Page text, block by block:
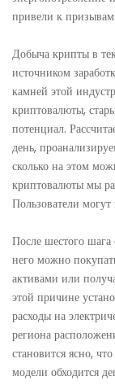
привели к
Добыча крипты в
источником
камней этой
криптовалюты,
потенциал.
день,
сколько на этом
криптовалюты мы
Пользователи
После шестого шага
него можно
активами или
этой причине
расходы на
региона
становится ясно,
модели обходится